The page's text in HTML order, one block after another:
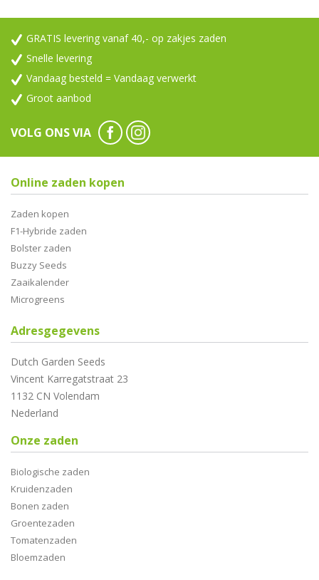
GRATIS levering vanaf 40,- op zakjes zaden
Snelle levering
Vandaag besteld = Vandaag verwerkt
Groot aanbod
VOLG ONS VIA
Online zaden kopen
Zaden kopen
F1-Hybride zaden
Bolster zaden
Buzzy Seeds
Zaaikalender
Microgreens
Adresgegevens
Dutch Garden Seeds
Vincent Karregatstraat 23
1132 CN Volendam
Nederland
Onze zaden
Biologische zaden
Kruidenzaden
Bonen zaden
Groentezaden
Tomatenzaden
Bloemzaden